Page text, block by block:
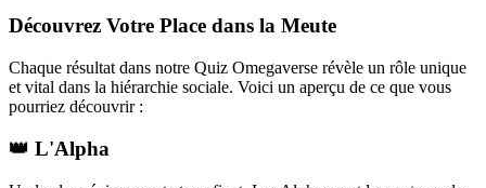
Découvrez Votre Place dans la Meute
Chaque résultat dans notre Quiz Omegaverse révèle un rôle unique
et vital dans la hiérarchie sociale. Voici un aperçu de ce que vous
pourriez découvrir :
👑 L'Alpha